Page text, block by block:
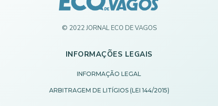
© 2022 JORNAL ECO DE VAGOS
INFORMAÇÕES LEGAIS
INFORMAÇÃO LEGAL
ARBITRAGEM DE LITÍGIOS (LEI 144/2015)